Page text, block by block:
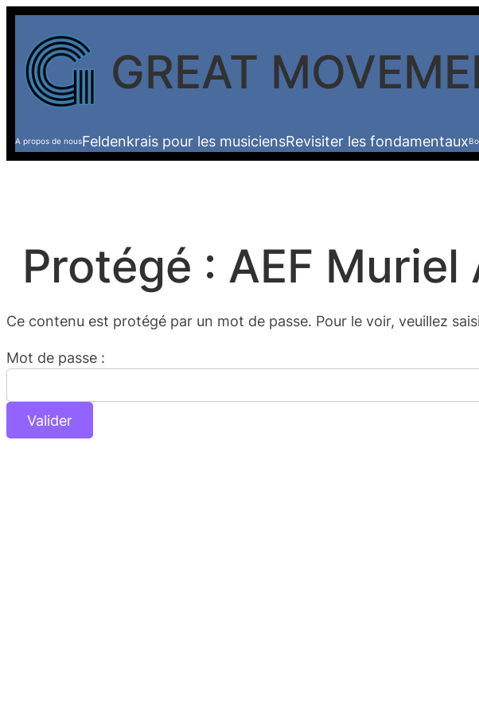
Aller
contenu
GREAT
A propos de nousFeldenkrais pour les musiciensRevisiter les fondamentaux
Protégé : AEF
Ce contenu est protégé par un mot de passe. Pour le voir, veuillez
Mot de passe :